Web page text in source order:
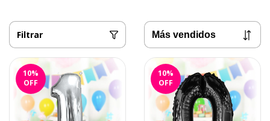
Filtrar
10%
OFF
10%
OFF